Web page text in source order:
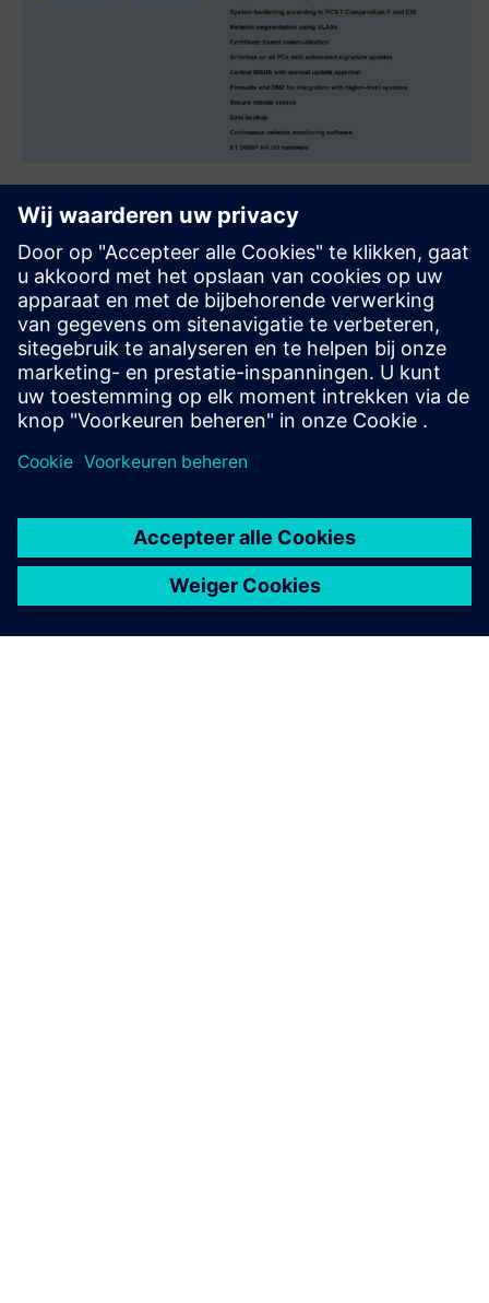
Migratie van ABB DCS
naar SIMATIC PCS7
Migratie van het ABB Procontrol P14-
procesbesturingssysteem naar SIMATIC PCS7.
2 verbrandingsleidingen + algemeen gedeelte +
bijkomende voorzieningen + ketelbeveiliging